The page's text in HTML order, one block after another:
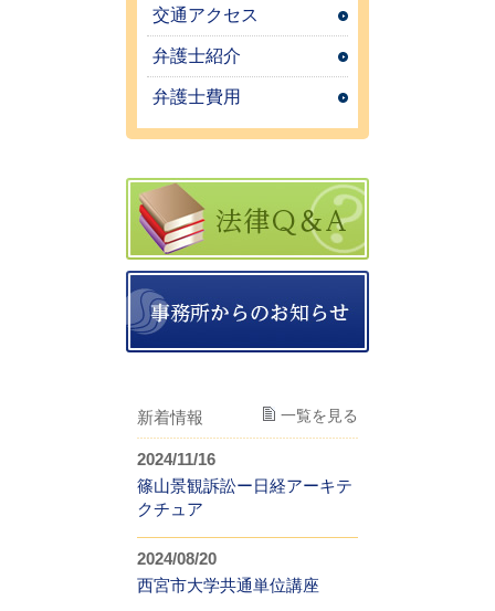
交通アクセス
弁護士紹介
弁護士費用
新着情報 一覧を見る
2024/11/16
篠山景観訴訟ー日経アーキテ
クチュア
2024/08/20
西宮市大学共通単位講座